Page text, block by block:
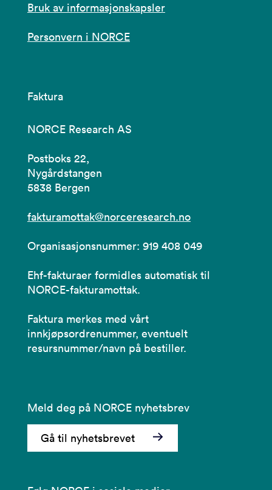
Bruk av informasjonskapsler
Personvern i NORCE
Faktura
NORCE Research AS
Postboks 22,
Nygårdstangen
5838 Bergen
fakturamottak@norceresearch.no
Organisasjonsnummer: 919 408 049
Ehf-fakturaer formidles automatisk til
NORCE-fakturamottak.
Faktura merkes med vårt
innkjøpsordrenummer, eventuelt
resursnummer/navn på bestiller.
Meld deg på NORCE nyhetsbrev
Gå til nyhetsbrevet